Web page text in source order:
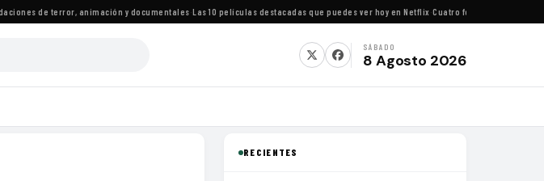
de terror, animación y documentales·Las 10 películas destacadas que puedes ver hoy en Netflix·Cuatro festivales de cine
SÁBADO
8 Agosto 2026
RECIENTES